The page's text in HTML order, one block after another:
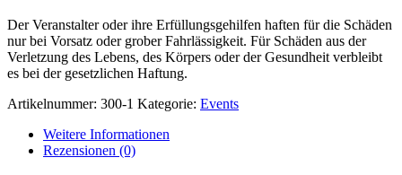
Der Veranstalter oder ihre Erfüllungsgehilfen haften für die Schäden
nur bei Vorsatz oder grober Fahrlässigkeit. Für Schäden aus der
Verletzung des Lebens, des Körpers oder der Gesundheit verbleibt
es bei der gesetzlichen Haftung.
Artikelnummer: 300-1 Kategorie: Events
Weitere Informationen
Rezensionen (0)